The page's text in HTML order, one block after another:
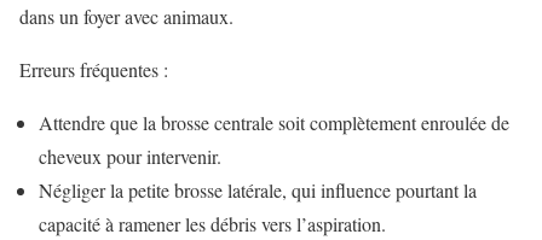
dans un foyer avec animaux.
Erreurs fréquentes :
Attendre que la brosse centrale soit complètement enroulée de
cheveux pour intervenir.
Négliger la petite brosse latérale, qui influence pourtant la
capacité à ramener les débris vers l’aspiration.